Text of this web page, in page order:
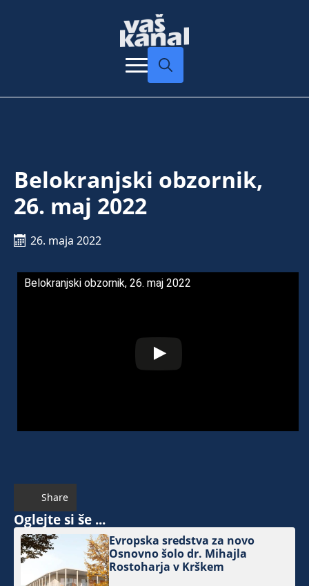
Belokranjski obzornik,
26. maj 2022
26. maja 2022
Belokranjski obzornik, 26. maj 2022
Share
Oglejte si še ...
Evropska sredstva za novo
Osnovno šolo dr. Mihajla
Rostoharja v Krškem